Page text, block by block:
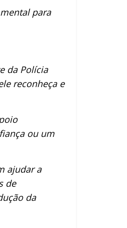
para
da Polícia
reconheça e
ou um
ajudar a
de
da